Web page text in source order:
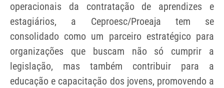
operacionais da contratação de aprendizes e
estagiários, a Ceproesc/Proeaja tem se
consolidado como um parceiro estratégico para
organizações que buscam não só cumprir a
legislação, mas também contribuir para a
educação e capacitação dos jovens, promovendo a